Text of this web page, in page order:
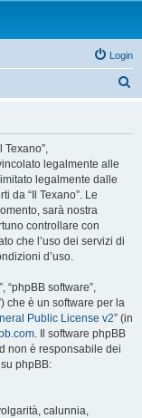
Login
Texano”,
legalmente alle
legalmente dalle
da “Il Texano”. Le
sarà nostra
controllare con
che l’uso dei servizi di
d’uso.
“phpBB software”,
che è un software per la
Public License v2” (in
. Il software phpBB
non è responsabile dei
phpBB:
calunnia,